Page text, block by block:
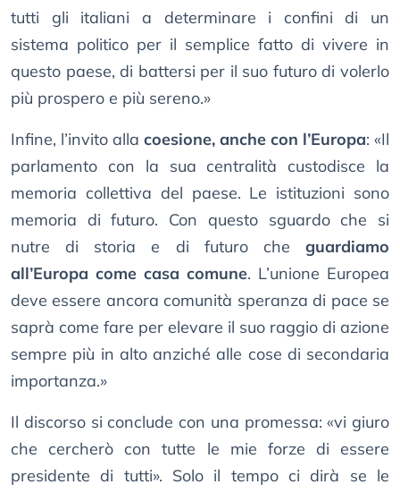
tutti gli italiani a determinare i confini di un
sistema politico per il semplice fatto di vivere in
questo paese, di battersi per il suo futuro di volerlo
più prospero e più sereno.»
Infine, l’invito alla coesione, anche con l’Europa: «Il
parlamento con la sua centralità custodisce la
memoria collettiva del paese. Le istituzioni sono
memoria di futuro. Con questo sguardo che si
nutre di storia e di futuro che guardiamo
all’Europa come casa comune. L’unione Europea
deve essere ancora comunità speranza di pace se
saprà come fare per elevare il suo raggio di azione
sempre più in alto anziché alle cose di secondaria
importanza.»
Il discorso si conclude con una promessa: «vi giuro
che cercherò con tutte le mie forze di essere
presidente di tutti». Solo il tempo ci dirà se le